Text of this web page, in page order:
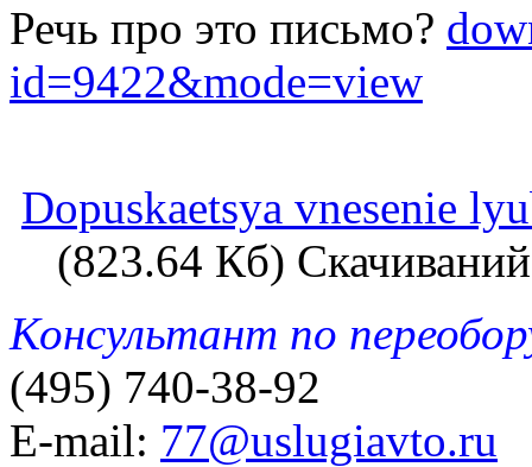
Речь про это письмо?
id=9422&mode=view
Dopuskaetsya vnesenie
(823.64 Кб)
Консультант по
(495) 740-38-92
E-mail: 77@uslugiavto.ru